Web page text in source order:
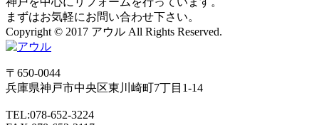
まずはお気軽にお問い合わせ下さい。
Copyright © 2017 アウル All Rights Reserved.
〒650-0044
兵庫県神戸市中央区東川崎町7丁目1-14
TEL:078-652-3224